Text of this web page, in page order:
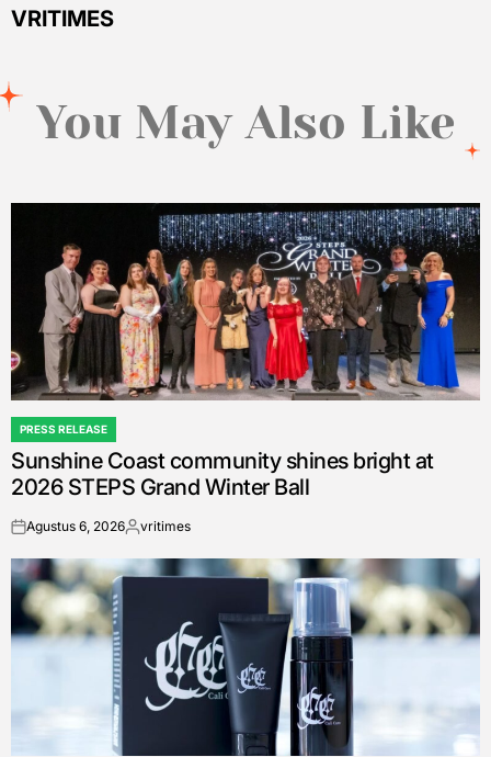
VRITIMES
You May Also Like
POSTED
IN
PRESS RELEASE
Sunshine Coast community shines bright at
2026 STEPS Grand Winter Ball
onAgustus 6, 2026Posted
vritimes